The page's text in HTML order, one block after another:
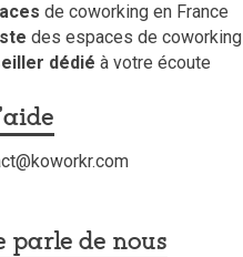
de coworking en France
des espaces de coworking
dédié à votre écoute
parle de nous